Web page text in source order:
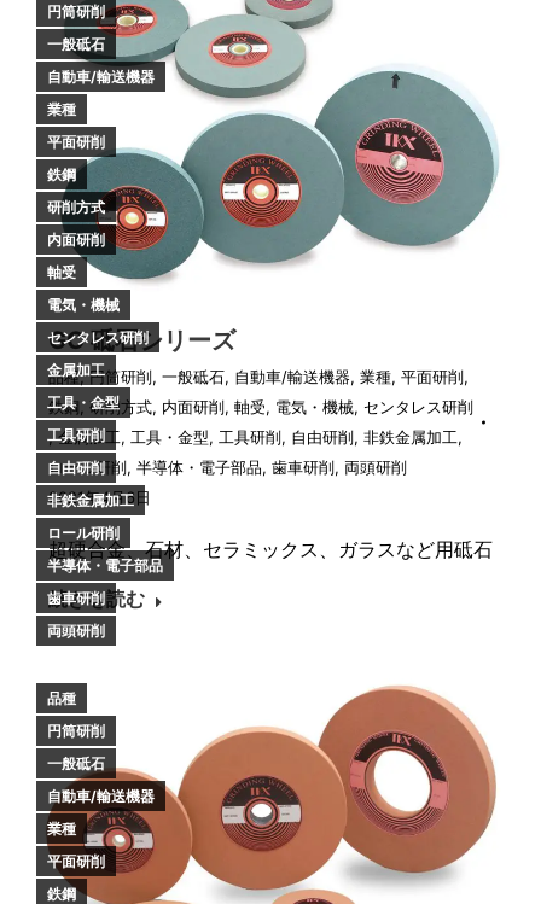
円筒研削
一般砥石
自動車/輸送機器
業種
平面研削
鉄鋼
研削方式
内面研削
軸受
電気・機械
センタレス研削
金属加工
工具・金型
工具研削
自由研削
非鉄金属加工
ロール研削
半導体・電子部品
歯車研削
両頭研削
GC 砥石シリーズ
品種,円筒研削 , 一般砥石 , 自動車/輸送機器, 業種, 平面研削 ,
鉄鋼 , 研削方式, 内面研削 , 軸受, 電気・機械, センタレス研削
,金属加工 , 工具・金型, 工具研削 , 自由研削 , 非鉄金属加工 ,
ロール研削 , 半導体・電子部品, 歯車研削 , 両頭研削
2021年4月6日
超硬合金、石材、セラミックス、ガラスなど用砥石
続きを読む
品種
円筒研削
一般砥石
自動車/輸送機器
業種
平面研削
鉄鋼